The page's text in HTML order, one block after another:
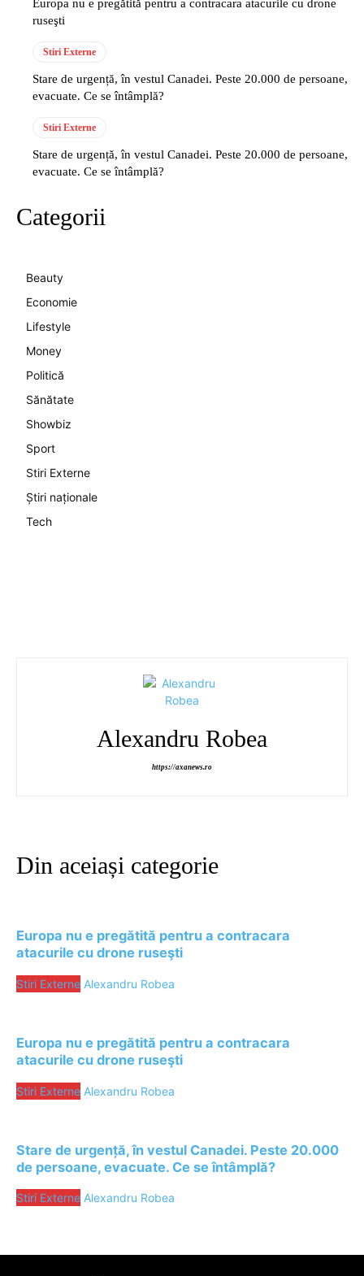
Europa nu e pregătită pentru a contracara atacurile cu drone
ruseşti
Stiri Externe
Stare de urgență, în vestul Canadei. Peste 20.000 de persoane,
evacuate. Ce se întâmplă?
Stiri Externe
Stare de urgență, în vestul Canadei. Peste 20.000 de persoane,
evacuate. Ce se întâmplă?
Categorii
Beauty
Economie
Lifestyle
Money
Politică
Sănătate
Showbiz
Sport
Stiri Externe
Știri naționale
Tech
Alexandru Robea
https://axanews.ro
Din aceiași categorie
Europa nu e pregătită pentru a contracara
atacurile cu drone ruseşti
Stiri Externe Alexandru Robea
Europa nu e pregătită pentru a contracara
atacurile cu drone ruseşti
Stiri Externe Alexandru Robea
Stare de urgență, în vestul Canadei. Peste 20.000
de persoane, evacuate. Ce se întâmplă?
Stiri Externe Alexandru Robea